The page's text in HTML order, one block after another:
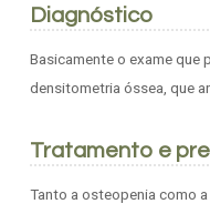
Diagnóstico
Basicamente o exame que
densitometria óssea, que
Tratamento e
Tanto a osteopenia como